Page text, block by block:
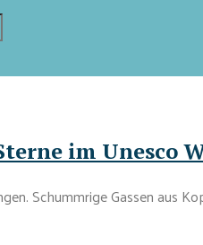
im Unesco
Schummrige Gassen aus